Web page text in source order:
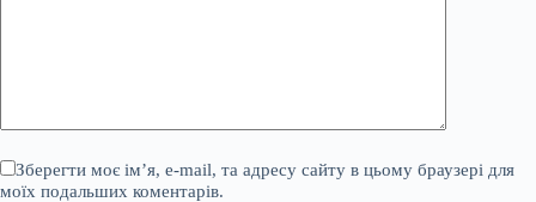
Зберегти моє ім’я, e-mail, та адресу сайту в цьому браузері для
моїх подальших коментарів.